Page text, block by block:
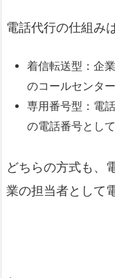
電話代行の仕組み
着信転送型：企
のコールセンタ
専用番号型：電
の電話番号とし
どちらの方式も、
業の担当者として